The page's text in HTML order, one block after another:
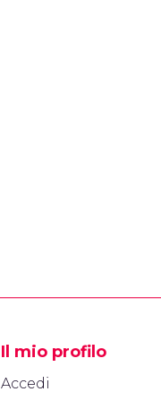
Il mio profilo
Accedi